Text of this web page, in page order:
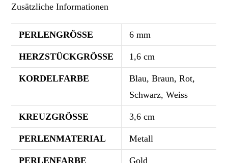
Zusätzliche Informationen
PERLENGRÖSSE 6 mm
HERZSTÜCKGRÖSSE 1,6 cm
KORDELFARBE
Blau, Braun, Rot,
Schwarz, Weiss
KREUZGRÖSSE 3,6 cm
PERLENMATERIAL Metall
PERLENFARBE Gold